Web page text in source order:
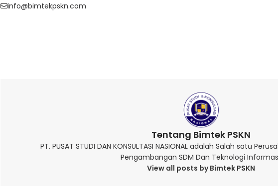
info@bimtekpskn.com
Tentang Bimtek PSKN
PT. PUSAT STUDI DAN KONSULTASI NASIONAL adalah Salah satu
Pengambangan SDM Dan Teknologi
View all posts by Bimtek PSKN